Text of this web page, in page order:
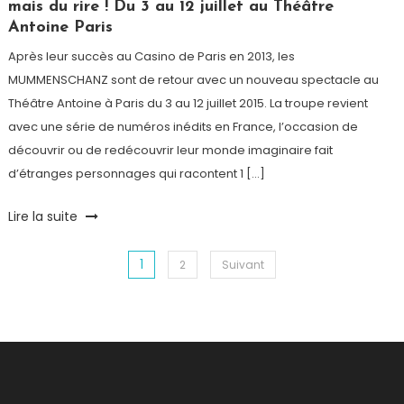
mais du rire ! Du 3 au 12 juillet au Théâtre
Antoine Paris
Après leur succès au Casino de Paris en 2013, les
MUMMENSCHANZ sont de retour avec un nouveau spectacle au
Théâtre Antoine à Paris du 3 au 12 juillet 2015. La troupe revient
avec une série de numéros inédits en France, l’occasion de
découvrir ou de redécouvrir leur monde imaginaire fait
d’étranges personnages qui racontent 1 […]
Tagged
Théâtre,
Lire la suite
Pagination
1 2 Suivant